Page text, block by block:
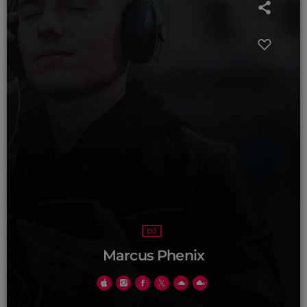
DJ
Marcus Phenix